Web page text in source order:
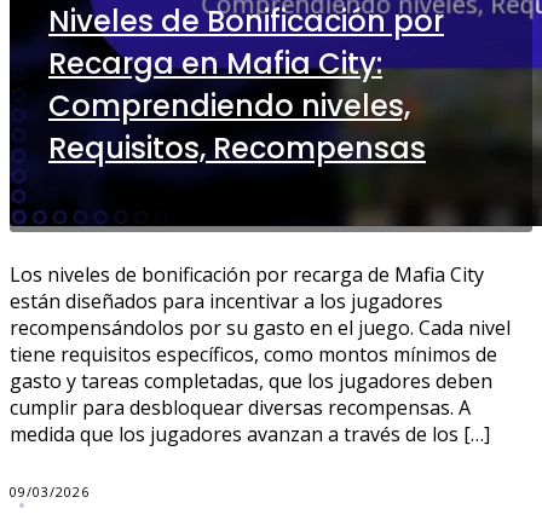
Niveles de Bonificación por
Recarga en Mafia City:
Comprendiendo niveles,
Requisitos, Recompensas
Los niveles de bonificación por recarga de Mafia City
están diseñados para incentivar a los jugadores
recompensándolos por su gasto en el juego. Cada nivel
tiene requisitos específicos, como montos mínimos de
gasto y tareas completadas, que los jugadores deben
cumplir para desbloquear diversas recompensas. A
medida que los jugadores avanzan a través de los […]
09/03/2026